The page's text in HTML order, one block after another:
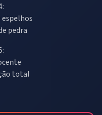
pedra
total